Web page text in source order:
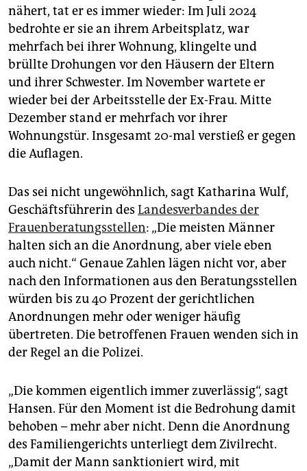
nähert, tat er es immer wieder: Im Juli 2024
bedrohte er sie an ihrem Arbeitsplatz, war
mehrfach bei ihrer Wohnung, klingelte und
brüllte Drohungen vor den Häusern der Eltern
und ihrer Schwester. Im November wartete er
wieder bei der Arbeitsstelle der Ex-Frau. Mitte
Dezember stand er mehrfach vor ihrer
Wohnungstür. Insgesamt 20-mal verstieß er gegen
die Auflagen.
Das sei nicht ungewöhnlich, sagt Katharina Wulf,
Geschäftsführerin des Landesverbandes der
Frauenberatungsstellen: „Die meisten Männer
halten sich an die Anordnung, aber viele eben
auch nicht.“ Genaue Zahlen lägen nicht vor, aber
nach den Informationen aus den Beratungsstellen
würden bis zu 40 Prozent der gerichtlichen
Anordnungen mehr oder weniger häufig
übertreten. Die betroffenen Frauen wenden sich in
der Regel an die Polizei.
„Die kommen eigentlich immer zuverlässig“, sagt
Hansen. Für den Moment ist die Bedrohung damit
behoben – mehr aber nicht. Denn die Anordnung
des Familiengerichts unterliegt dem Zivilrecht.
„Damit der Mann sanktioniert wird, mit